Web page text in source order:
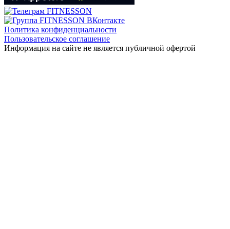
Политика конфиденциальности
Пользовательское соглашение
Информация на сайте не является публичной офертой